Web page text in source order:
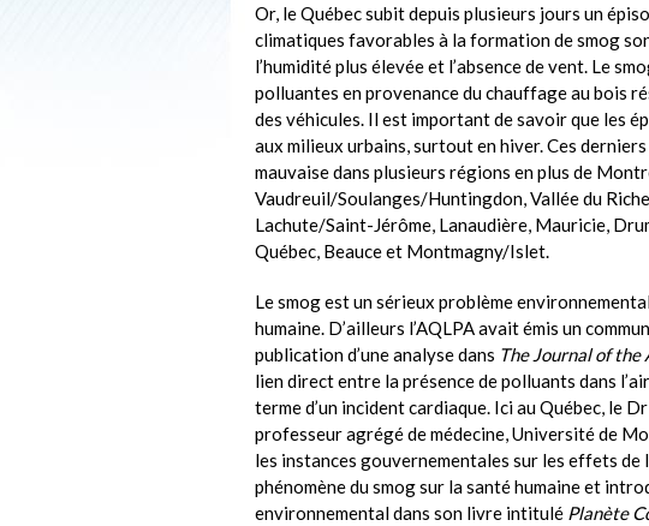
Or, le Québec subit depuis plusieurs jours un
climatiques favorables à la formation de smog
l’humidité plus élevée et l’absence de vent. Le
polluantes en provenance du chauffage au bois
des véhicules. Il est important de savoir que les
aux milieux urbains, surtout en hiver. Ces
mauvaise dans plusieurs régions en plus de
Vaudreuil/Soulanges/Huntingdon, Vallée du
Lachute/Saint-Jérôme, Lanaudière, Mauricie,
Québec, Beauce et Montmagny/Islet.
Le smog est un sérieux problème
humaine. D’ailleurs l’AQLPA avait émis un
publication d’une analyse dans The Journal of
lien direct entre la présence de polluants dans
terme d’un incident cardiaque. Ici au Québec, le
professeur agrégé de médecine, Université de
les instances gouvernementales sur les effets
phénomène du smog sur la santé humaine et
environnemental dans son livre intitulé Planète